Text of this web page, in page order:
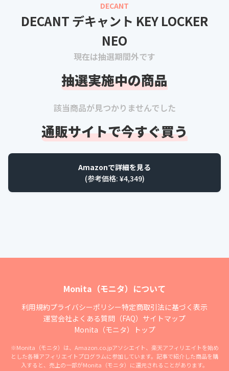
DECANT
DECANT デキャント KEY LOCKER
NEO
現在は抽選期間外です
抽選実施中の商品
該当商品が見つかりませんでした
通販サイトで今すぐ買う
Amazonで詳細を見る
(参考価格: ¥4,349)
Monita（モニタ）について
利用規約プライバシーポリシー特定商取引法に基づく表示
運営会社よくある質問（FAQ） サイトマップ
Monita（モニタ）トップ
※Monita（モニタ）は、Amazon.co.jpアソシエイト、楽天アフィリエイトを始め
とした各種アフィリエイトプログラムに参加しています。記事で紹介した商品を購
入すると、売上の一部がMonita（モニタ）に還元されることがあります。